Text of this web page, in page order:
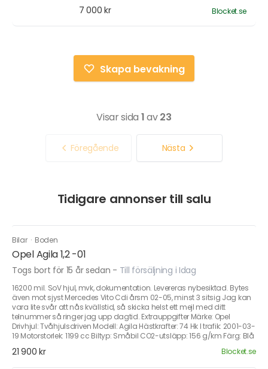
7 000 kr
Blocket.se
Skapa bevakning
Visar sida 1av23
Föregående Nästa
Tidigare annonser till salu
Bilar · Boden
Opel Agila 1,2 -01
Togs bort för 15 år sedan - Till försäljning i Idag
16200 mil. SoV hjul, mvk, dokumentation. Levereras nybesiktad. Bytes
även mot sjyst Mercedes Vito Cdi årsm 02-05, minst 3 sitsig Jag kan
vara lite svår att nås kvällstid, så skicka helst ett mejl med ditt
telnummer så ringer jag upp dagtid. Extrauppgifter Märke: Opel
Drivhjul: Tvåhjulsdriven Modell: Agila Hästkrafter: 74 Hk I trafik: 2001-03-
19 Motorstorlek: 1199 cc Biltyp: Småbil CO2-utsläpp: 156 g/km Färg: Blå
21 900 kr Blocket.se